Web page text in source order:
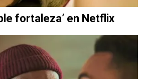
fortaleza’ en Netflix